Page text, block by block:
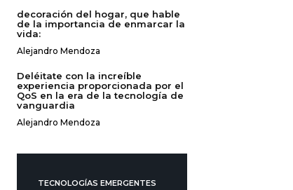
decoración del hogar, que hable
de la importancia de enmarcar la
vida:
Alejandro Mendoza
Deléitate con la increíble
experiencia proporcionada por el
QoS en la era de la tecnología de
vanguardia
Alejandro Mendoza
TECNOLOGÍAS EMERGENTES